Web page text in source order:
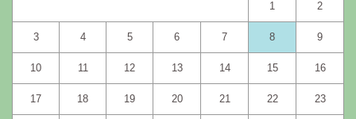
1 2
3 4 5 6 7 8 9
10 11 12 13 14 15 16
17 18 19 20 21 22 23